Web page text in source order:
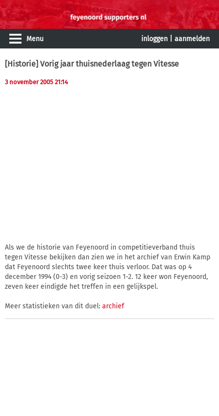
Menu inloggen aanmelden
[Historie] Vorig jaar thuisnederlaag tegen Vitesse
3 november 2005 21:14
Als we de historie van Feyenoord in competitieverband thuis
tegen Vitesse bekijken dan zien we in het archief van Erwin Kamp
dat Feyenoord slechts twee keer thuis verloor. Dat was op 4
december 1994 (0-3) en vorig seizoen 1-2. 12 keer won Feyenoord,
zeven keer eindigde het treffen in een gelijkspel.
Meer statistieken van dit duel: archief